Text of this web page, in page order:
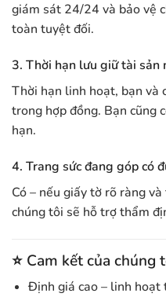
giám sát 24/24 và bảo vệ
toàn tuyệt đối.
3. Thời hạn lưu giữ tài sản
Thời hạn linh hoạt, bạn và
trong hợp đồng. Bạn cũng
hạn.
4. Trang sức đang góp có
Có – nếu giấy tờ rõ ràng
chúng tôi sẽ hỗ trợ thẩm
⭐ Cam kết của chúng
Định giá cao – linh